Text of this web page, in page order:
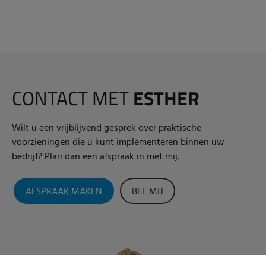
CONTACT METESTHER
Wilt u een vrijblijvend gesprek over praktische
voorzieningen die u kunt implementeren binnen uw
bedrijf? Plan dan een afspraak in met mij.
AFSPRAAK MAKEN BEL MIJ